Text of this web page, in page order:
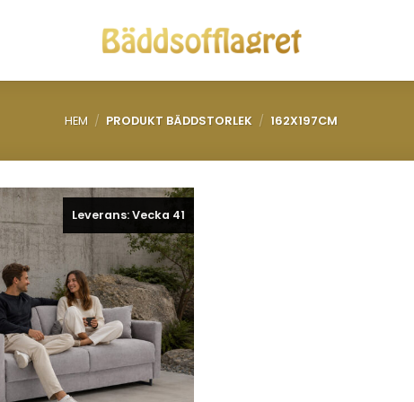
HEM / PRODUKT BÄDDSTORLEK / 162X197CM
Leverans: Vecka 41